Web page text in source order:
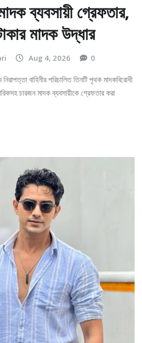
ব্যবসায়ী গ্রেফতার,
মাদক উদ্ধার
Aug 4, 2026 0
বাহিনীর পরিচালিত তিনটি পৃথক মাদকবিরোধী
চারজন মাদক ব্যবসায়ীকে গ্রেফতার করা